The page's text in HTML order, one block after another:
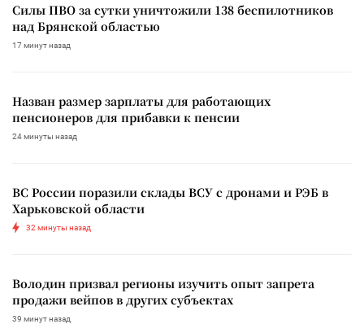
Силы ПВО за сутки уничтожили 138 беспилотников
над Брянской областью
17 минут назад
Назван размер зарплаты для работающих
пенсионеров для прибавки к пенсии
24 минуты назад
ВС России поразили склады ВСУ с дронами и РЭБ в
Харьковской области
32 минуты назад
Володин призвал регионы изучить опыт запрета
продажи вейпов в других субъектах
39 минут назад